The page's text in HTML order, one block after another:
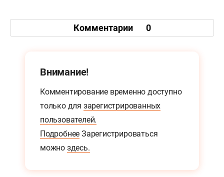
Комментарии 0
Внимание!
Комментирование временно доступно
только для зарегистрированных
пользователей.
Подробнее Зарегистрироваться
можно здесь.